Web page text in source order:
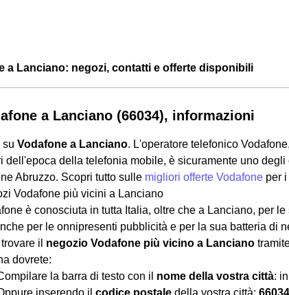
a Lanciano: negozi, contatti e offerte disponibili
a Lanciano (66034), informazioni
su Vodafone a Lanciano. L'operatore telefonico
dell'epoca della telefonia mobile, è sicuramente uno
Abruzzo. Scopri tutto sulle migliori offerte Vodafone per
Vodafone più vicini a Lanciano
è conosciuta in tutta Italia, oltre che a Lanciano, per le
per le onnipresenti pubblicità e per la sua batteria di
il negozio Vodafone più vicino a Lanciano
dovrete:
la barra di testo con il nome della vostra città:
inserendo il codice postale della vostra città: 66034